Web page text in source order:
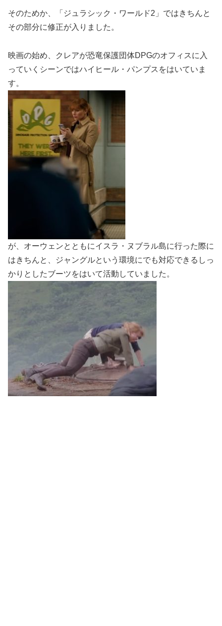
そのためか、「ジュラシック・ワールド2」ではきちんと
その部分に修正が入りました。
映画の始め、クレアが恐竜保護団体DPGのオフィスに入
っていくシーンではハイヒール・パンプスをはいていま
す。
が、オーウェンとともにイスラ・ヌブラル島に行った際に
はきちんと、ジャングルという環境にでも対応できるしっ
かりとしたブーツをはいて活動していました。